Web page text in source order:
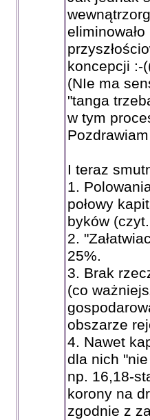
koncepcji :-
(NIe ma
"tanga
w tym
I teraz
1.
połowy
byków
2.
25%.
3. Brak
(co
obszarze
4. Nawet
dla nich
np. 16,18-
korony na
zgodnie z